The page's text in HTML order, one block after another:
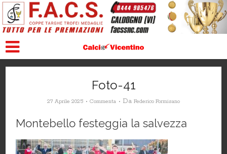
Foto-41
27 Aprile 2025 Commenta Da Federico Formisano
Montebello festeggia la salvezza